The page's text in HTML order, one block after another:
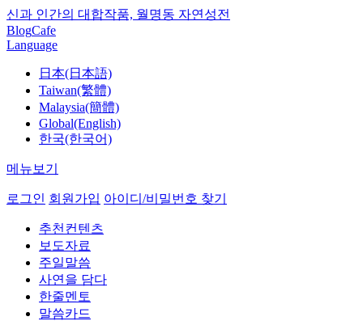
신과 인간의 대합작품, 월명동 자연성전
BlogCafe
Language
日本(日本語)
Taiwan(繁體)
Malaysia(簡體)
Global(English)
한국(한국어)
메뉴보기
로그인 회원가입 아이디/비밀번호 찾기
추천컨텐츠
보도자료
주일말씀
사연을 담다
한줄멘토
말씀카드